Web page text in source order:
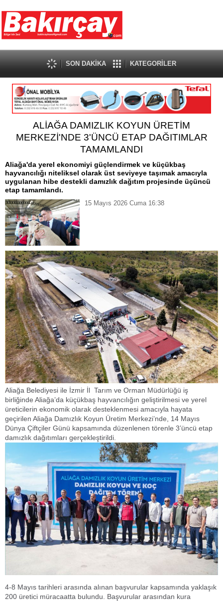
SON DAKİKA KATEGORİLER
ALİAĞA DAMIZLIK KOYUN ÜRETİM
MERKEZİ'NDE 3'ÜNCÜ ETAP DAĞITIMLAR
TAMAMLANDI
Aliağa'da yerel ekonomiyi güçlendirmek ve küçükbaş
hayvancılığı niteliksel olarak üst seviyeye taşımak amacıyla
uygulanan hibe destekli damızlık dağıtım projesinde üçüncü
etap tamamlandı.
15 Mayıs 2026 Cuma 16:38
Aliağa Belediyesi ile İzmir İl Tarım ve Orman Müdürlüğü iş
birliğinde Aliağa’da küçükbaş hayvancılığın geliştirilmesi ve yerel
üreticilerin ekonomik olarak desteklenmesi amacıyla hayata
geçirilen Aliağa Damızlık Koyun Üretim Merkezi’nde, 14 Mayıs
Dünya Çiftçiler Günü kapsamında düzenlenen törenle 3’üncü etap
damızlık dağıtımları gerçekleştirildi.
4-8 Mayıs tarihleri arasında alınan başvurular kapsamında yaklaşık
200 üretici müracaatta bulundu. Başvurular arasından kura